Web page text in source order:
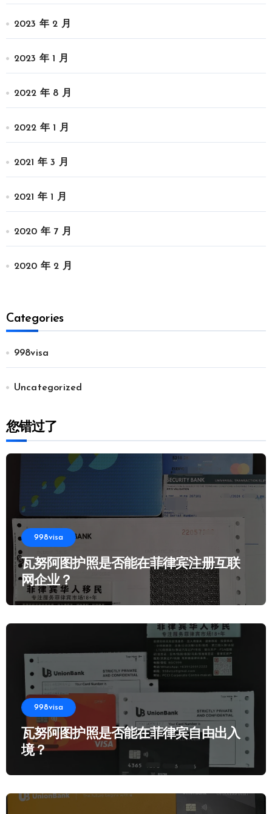
2023 年 2 月
2023 年 1 月
2022 年 8 月
2022 年 1 月
2021 年 3 月
2021 年 1 月
2020 年 7 月
2020 年 2 月
Categories
998visa
Uncategorized
您错过了
998visa
瓦努阿图护照是否能在菲律宾注册互联
网企业？
998visa
瓦努阿图护照是否能在菲律宾自由出入
境？